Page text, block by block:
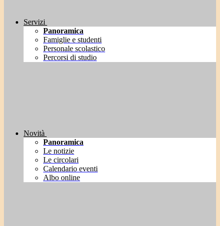
Servizi
Panoramica
Famiglie e studenti
Personale scolastico
Percorsi di studio
Novità
Panoramica
Le notizie
Le circolari
Calendario eventi
Albo online